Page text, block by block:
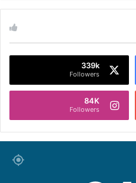
339k
Followers
84K
Followers